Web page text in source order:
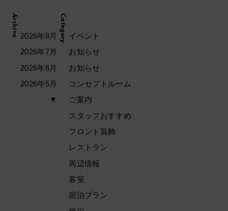
Archive 2026年8月
2026年7月
2026年6月
2026年5月
▼
Category イベント
お知らせ
お知らせ
コンセプトルーム
ご案内
スタッフおすすめ
フロント装飾
レストラン
周辺情報
客室
宿泊プラン